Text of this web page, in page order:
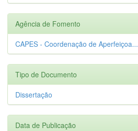
Agência de Fomento
CAPES - Coordenação de Aperfeiçoa...
Tipo de Documento
Dissertação
Data de Publicação